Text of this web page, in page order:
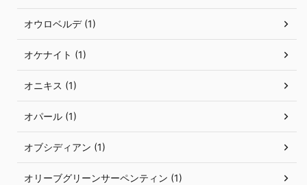
オウロベルデ (1)
オケナイト (1)
オニキス (1)
オパール (1)
オブシディアン (1)
オリーブグリーンサーペンティン (1)